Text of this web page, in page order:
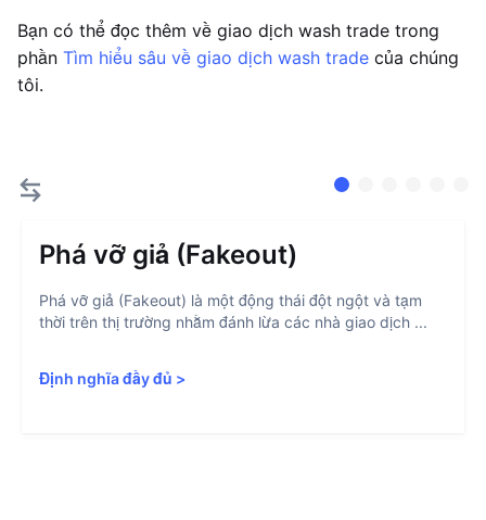
Bạn có thể đọc thêm về giao dịch wash trade trong
phần Tìm hiểu sâu về giao dịch wash trade của chúng
tôi.
Phá vỡ giả (Fakeout)
Phá vỡ giả (Fakeout) là một động thái đột ngột và tạm
thời trên thị trường nhằm đánh lừa các nhà giao dịch ...
Định nghĩa đầy đủ >